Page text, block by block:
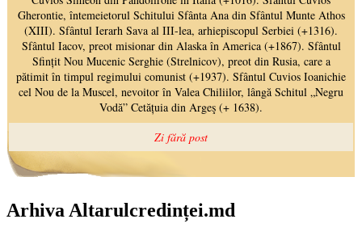
Arhiva Altarulcredinței.md